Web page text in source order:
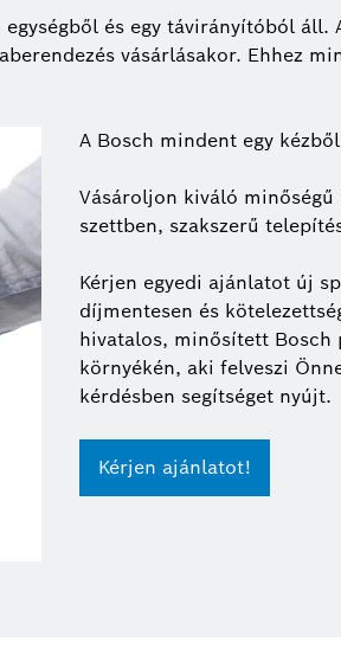
és egy távirányítóból
vásárlásakor. Ehhez
A Bosch mindent egy
Vásároljon kiváló
szettben, szakszerű
Kérjen egyedi ajánlatot új
díjmentesen és
hivatalos, minősített Bosch
környékén, aki felveszi
kérdésben segítséget nyújt.
Kérjen ajánlatot!